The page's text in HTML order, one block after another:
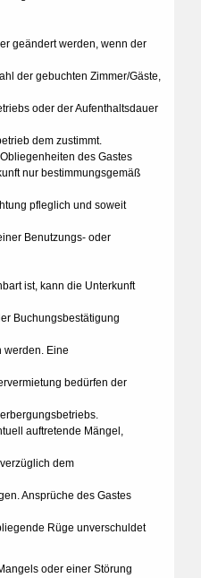
geändert werden, wenn der
der gebuchten Zimmer/Gäste,
oder der Aufenthaltsdauer
dem zustimmt.
des Gastes
nur bestimmungsgemäß
pfleglich und soweit
Benutzungs- oder
ist, kann die Unterkunft
Buchungsbestätigung
werden. Eine
bedürfen der
auftretende Mängel,
dem
Ansprüche des Gastes
Rüge unverschuldet
oder einer Störung